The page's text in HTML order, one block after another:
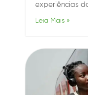
experiências
Leia Mais »